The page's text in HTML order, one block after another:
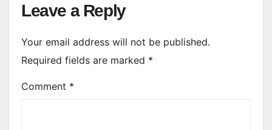
Leave a Reply
Your email address will not be published.
Required fields are marked *
Comment *